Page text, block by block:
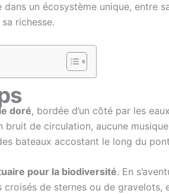
un écosystème unique, entre
richesse.
doré, bordée d’un côté par les
bruit de circulation, aucune
bateaux accostant le long du
pour la biodiversité. En
de sternes ou de